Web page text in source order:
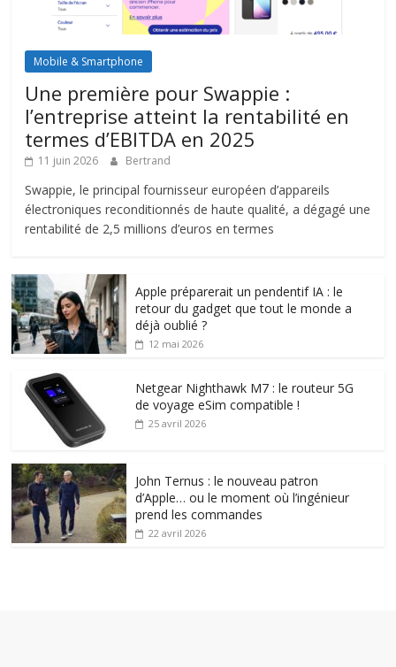
Mobile & Smartphone
Une première pour Swappie :
l’entreprise atteint la rentabilité en
termes d’EBITDA en 2025
11 juin 2026 Bertrand
Swappie, le principal fournisseur européen d’appareils
électroniques reconditionnés de haute qualité, a dégagé une
rentabilité de 2,5 millions d’euros en termes
Apple préparerait un pendentif IA : le
retour du gadget que tout le monde a
déjà oublié ?
12 mai 2026
Netgear Nighthawk M7 : le routeur 5G
de voyage eSim compatible !
25 avril 2026
John Ternus : le nouveau patron
d’Apple… ou le moment où l’ingénieur
prend les commandes
22 avril 2026